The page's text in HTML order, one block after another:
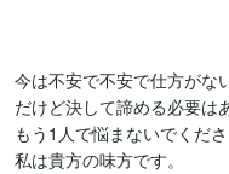
今は不安で不安で仕方がな
だけど決して諦める必要は
もう1人で悩まないでくださ
私は貴方の味方です。